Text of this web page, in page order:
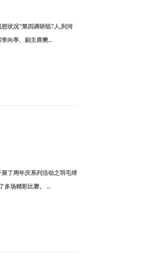
状况”第四调研组7人,到河
向亭、副主席樊...
了周年庆系列活动之羽毛球
多场精彩比赛。 ...